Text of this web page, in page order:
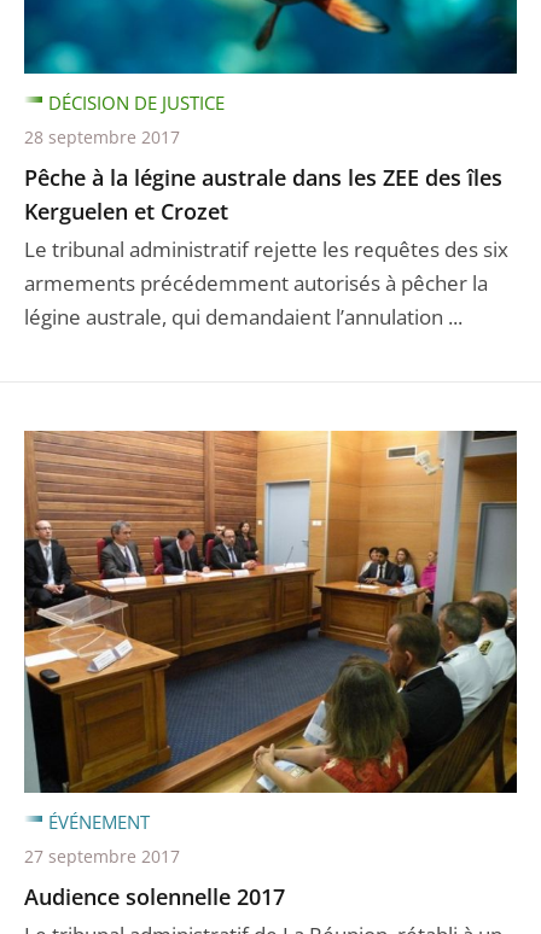
Pêche à la légine australe dans les ZEE des îles
Kerguelen et Crozet
Le tribunal administratif rejette les requêtes des six
armements précédemment autorisés à pêcher la
légine australe, qui demandaient l’annulation ...
DÉCISION DE JUSTICE
28 septembre 2017
Audience solennelle 2017
ÉVÉNEMENT
27 septembre 2017